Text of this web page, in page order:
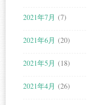
2021年7月 (7)
2021年6月 (20)
2021年5月 (18)
2021年4月 (26)